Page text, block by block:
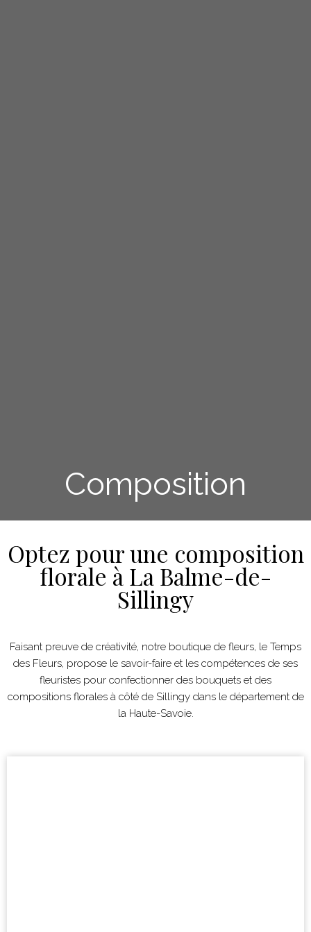
Composition
Optez pour une composition
florale à La Balme-de-
Sillingy
Faisant preuve de créativité, notre boutique de fleurs, le Temps
des Fleurs, propose le savoir-faire et les compétences de ses
fleuristes pour confectionner des bouquets et des
compositions florales à côté de Sillingydans le département de
la Haute-Savoie.